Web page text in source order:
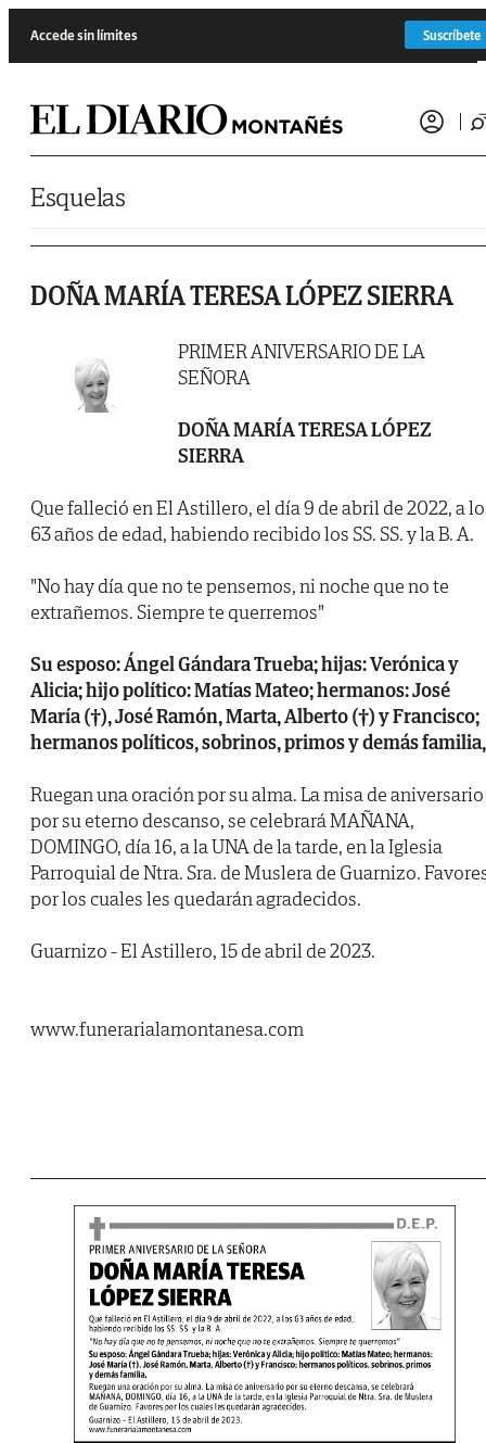
Accede sin límites Suscríbete
Esquelas
DOÑA MARÍA TERESA LÓPEZ SIERRA
PRIMER ANIVERSARIO DE LA
SEÑORA
DOÑA MARÍA TERESA LÓPEZ
SIERRA
Que falleció en El Astillero, el día 9 de abril de 2022, a
63 años de edad, habiendo recibido los SS. SS. y la B. A.
"No hay día que no te pensemos, ni noche que no te
extrañemos. Siempre te querremos"
Su esposo: Ángel Gándara Trueba; hijas: Verónica y
Alicia; hijo político: Matías Mateo; hermanos: José
María (†), José Ramón, Marta, Alberto (†) y Francisco;
hermanos políticos, sobrinos, primos y demás familia,
Ruegan una oración por su alma. La misa de aniversario
por su eterno descanso, se celebrará MAÑANA,
DOMINGO, día 16, a la UNA de la tarde, en la Iglesia
Parroquial de Ntra. Sra. de Muslera de Guarnizo.
por los cuales les quedarán agradecidos.
Guarnizo - El Astillero, 15 de abril de 2023.
www.funerarialamontanesa.com